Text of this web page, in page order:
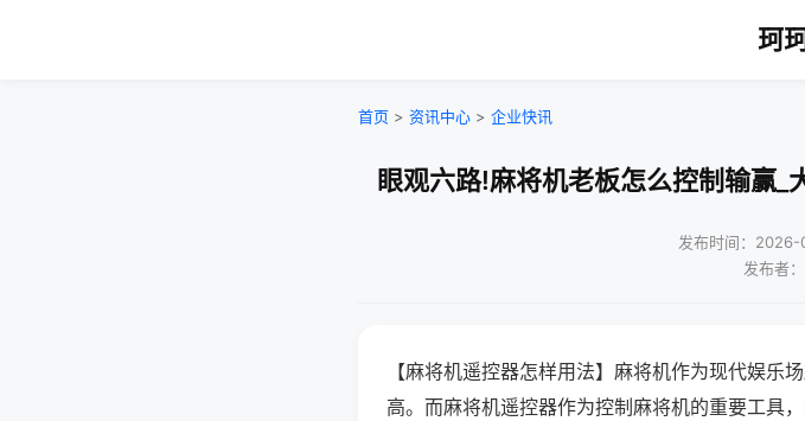
珂
首页 > 资讯中心 > 企业快讯
眼观六路!麻将机老板怎么控制输赢
发布时间：
发布者
【麻将机遥控器怎样用法】麻将机作为现代娱乐
高。而麻将机遥控器作为控制麻将机的重要工具